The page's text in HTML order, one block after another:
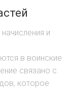
и
в воинские
связано с
которое